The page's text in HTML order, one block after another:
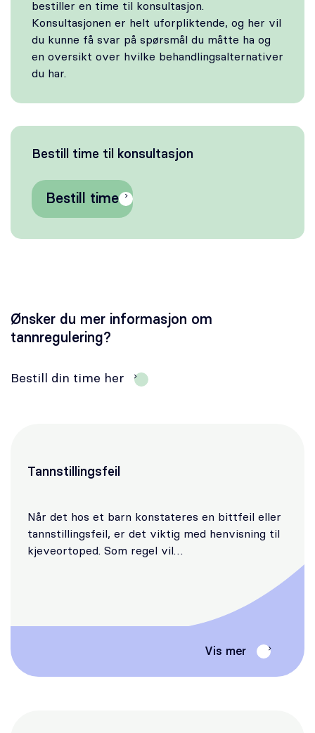
bestiller en time til konsultasjon.
Konsultasjonen er helt uforpliktende, og her vil
du kunne få svar på spørsmål du måtte ha og
en oversikt over hvilke behandlingsalternativer
du har.
Bestill time til konsultasjon
Bestill time
Ønsker du mer informasjon om
tannregulering?
Bestill din time her
Tannstillingsfeil
Når det hos et barn konstateres en bittfeil eller
tannstillingsfeil, er det viktig med henvisning til
kjeveortoped. Som regel vil…
Vis mer